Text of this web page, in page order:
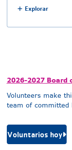
Explorar
2026-2027 Board
Volunteers make
team of committed
Voluntarios hoy